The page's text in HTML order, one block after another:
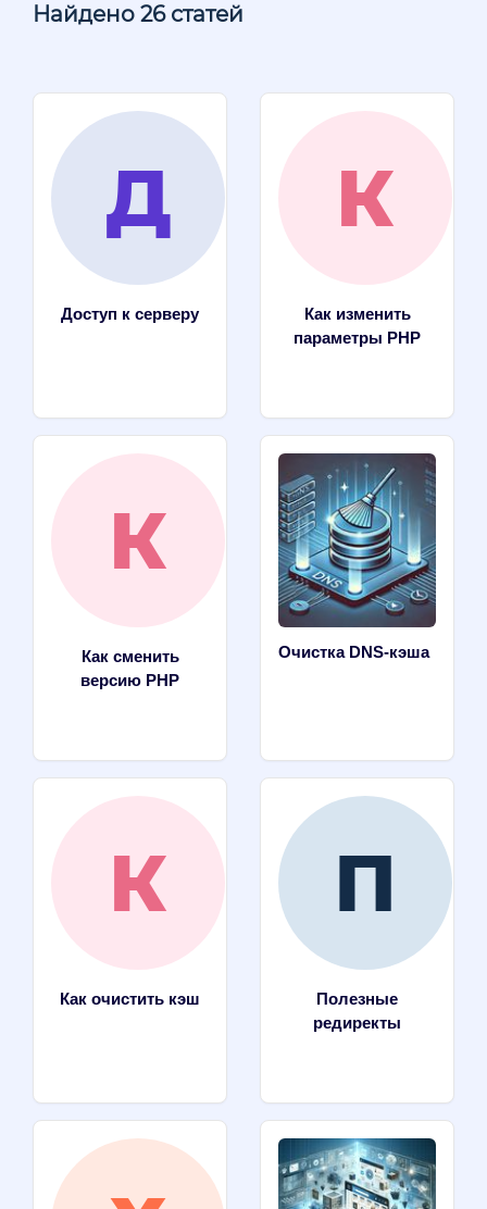
Найдено 26 статей
Доступ к серверу
Как изменить
параметры PHP
Как сменить
версию PHP
Очистка DNS-кэша
Как очистить кэш
Полезные
редиректы